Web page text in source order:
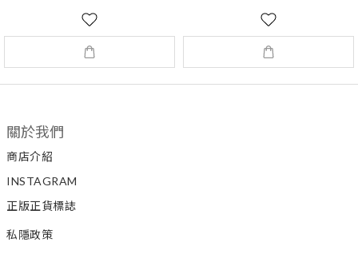
關於我們
商店介紹
INSTAGRAM
正版正貨標誌
私隱政策